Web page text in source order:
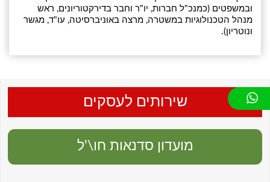
ובמשפטים (כמנכ"ל חברות, יו"ר וחבר בדירקטוריונים, ראש
מנהל הטכנולוגיות במשטרה, מרצה באוניברסיטה, עו"ד, מגשר
ונוטריון).
שירותים לעסקים
מועדון סדנאות חו\'ל